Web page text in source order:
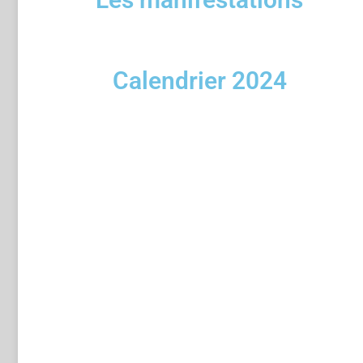
Calendrier 2024